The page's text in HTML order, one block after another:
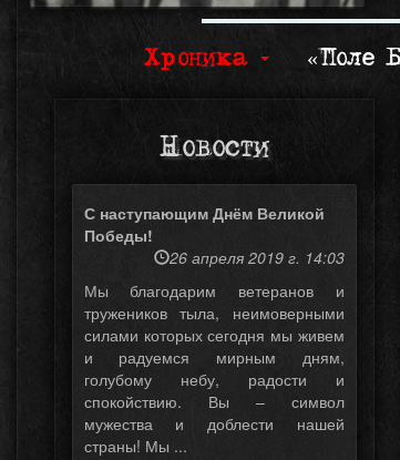
Хроника «Поле
Новости
С наступающим Днём Великой
Победы!
26 апреля 2019 г. 14:03
Мы благодарим ветеранов и
тружеников тыла, неимоверными
силами которых сегодня мы живем
и радуемся мирным дням,
голубому небу, радости и
спокойствию. Вы – символ
мужества и доблести нашей
страны! Мы ...